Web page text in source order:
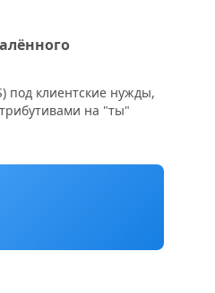
под клиентские нужды,
на "ты"